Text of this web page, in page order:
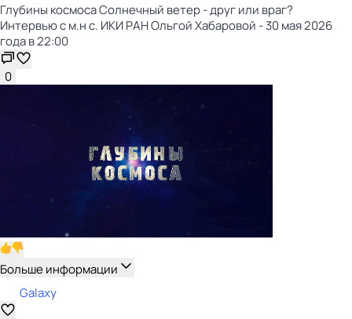
Глубины космоса Солнечный ветер - друг или враг?
Интервью с м.н с. ИКИ РАН Ольгой Хабаровой - 30 мая 2026
года в 22:00
0
Больше информации
Galaxy